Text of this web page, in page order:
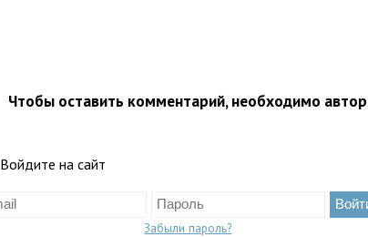
Чтобы оставить комментарий, необходимо
Войдите на сайт
Забыли пароль?